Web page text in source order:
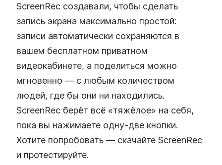
ScreenRec создавали, чтобы сделать
запись экрана максимально простой:
записи автоматически сохраняются в
вашем бесплатном приватном
видеокабинете, а поделиться можно
мгновенно — с любым количеством
людей, где бы они ни находились.
ScreenRec берёт всё «тяжёлое» на себя,
пока вы нажимаете одну‑две кнопки.
Хотите попробовать — скачайте ScreenRec
и протестируйте.